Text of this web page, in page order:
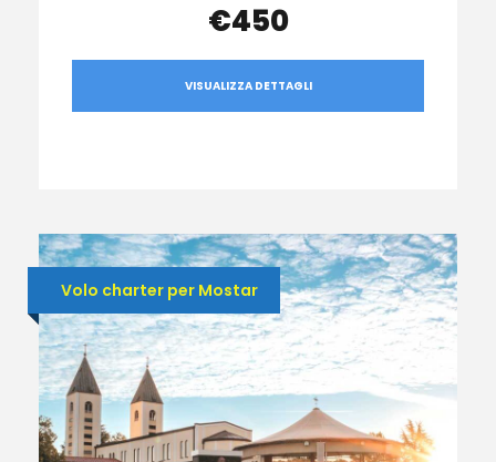
€450
VISUALIZZA DETTAGLI
Volo charter per Mostar